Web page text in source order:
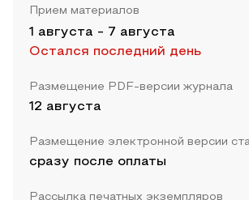
Прием материалов
1 августа - 7 августа
Остался последний день
Размещение PDF-версии журнала
12 августа
Размещение электронной версии
сразу после оплаты
Рассылка печатных экземпляров